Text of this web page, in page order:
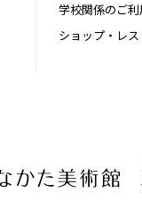
学校関係のご利
ショップ・レ